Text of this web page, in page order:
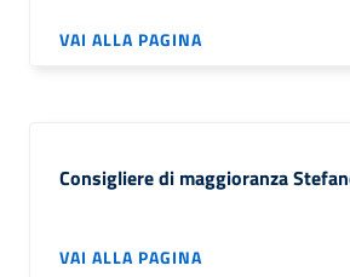
VAI ALLA PAGINA
Consigliere di maggioranza
VAI ALLA PAGINA